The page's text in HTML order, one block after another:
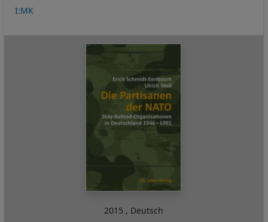
I:MK
2015 , Deutsch